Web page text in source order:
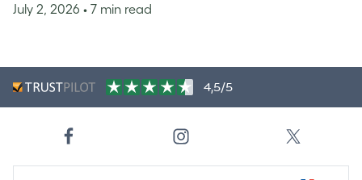
July 2, 2026 • 7 min read
4,5/5